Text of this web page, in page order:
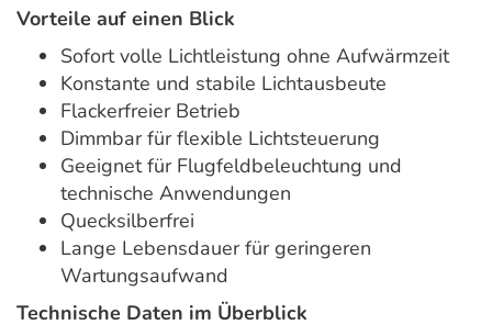
Vorteile auf einen Blick
Sofort volle Lichtleistung ohne Aufwärmzeit
Konstante und stabile Lichtausbeute
Flackerfreier Betrieb
Dimmbar für flexible Lichtsteuerung
Geeignet für Flugfeldbeleuchtung und
technische Anwendungen
Quecksilberfrei
Lange Lebensdauer für geringeren
Wartungsaufwand
Technische Daten im Überblick